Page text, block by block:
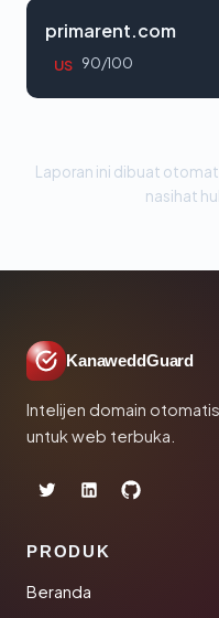
primarent.com
US 90/100
Laporan ini dibuat
nasihat
KanaweddGuard
Intelijen domain
untuk web terbuka.
PRODUK
Beranda